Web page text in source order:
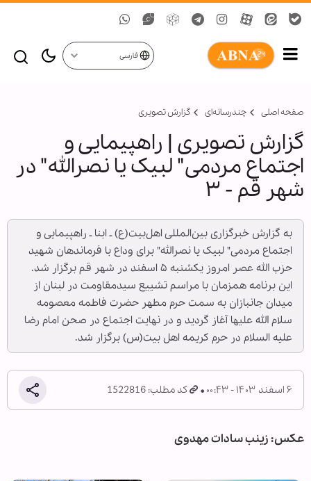
فارسی
صفحه اصلی چندرسانه‌ای گزارش تصويری
گزارش تصویری | راهپیمایی و
اجتماع مردمی" لبیک یا نصرالله" در
شهر قم - ۳
به گزارش خبرگزاری بین‌المللی اهل‌بیت(ع) ـ ابنا ـ راهپیمایی و
اجتماع مردمی" لبیک یا نصرالله" برای وداع با فرماندهان شهید
حزب الله عصر امروز یکشنبه ۵ اسفند در شهر قم برگزار شد.
این برنامه همزمان با مراسم تشییع سیدمقاومت در لبنان از
میدان جانبازان به سمت حرم مطهر حضرت فاطمه معصومه
سلام الله علیها آغاز گردید و در نهایت اجتماع در صحن امام رضا
علیه السلام در حرم کریمه اهل بیت(س) برگزار شد.
۶ اسفند ۱۴۰۳ - ۰۰:۴۳ کد مطلب: 1522816
عکس: زینب سادات مهدوی